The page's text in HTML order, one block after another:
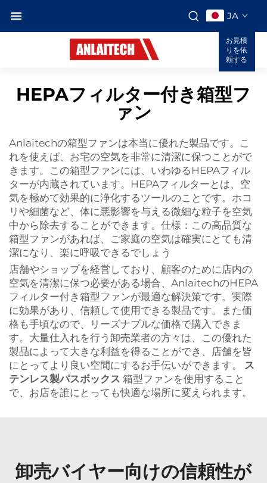
JA
お見積
りを依
頼する
HEPAフィルター付き箱型フ
ァン
Anlaitechの箱型ファンは本当に優れた製品です。こ
れを使えば、お宅の空気を非常に清潔に保つことがで
きます。この箱型ファンには、いわゆるHEPAフィル
ターが内蔵されています。HEPAフィルターとは、空
気を極めて効果的に浄化するツールのことです。ホコ
リや細菌など、体に悪影響を与える微細な粒子を空気
中から除去することができます。仕様：この高品質な
箱型ファンがあれば、ご家庭の空気は確実にとても清
潔になり、楽に呼吸できるでしょう
店舗やショップを経営しており、顧客のために店内の
空気を清潔に保つ必要がある場合、AnlaitechのHEPA
フィルター付き箱型ファンが最適な解決策です。実際
に効果があり、信頼して使用できる製品です。また価
格も手頃なので、リーズナブルな価格で購入できま
す。大量仕入れを行う卸売業者の方々は、この優れた
製品によって大きな利益を得ることができ、店舗を皆
にとってより良い空間にするお手伝いができます。 ス
テンレス製パスボックス 箱型ファンを使用すること
で、お店を誰にとっても快適な場所に変えられます。
卸売バイヤー向けの信頼性が